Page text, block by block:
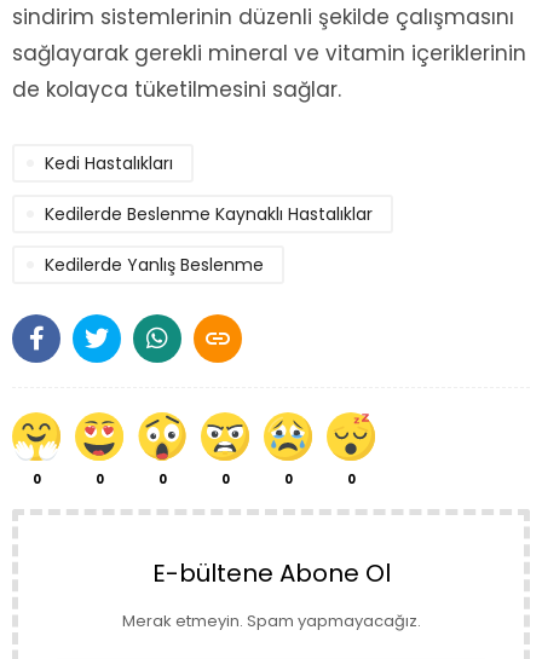

0 0 0 0 0 0
sindirim sistemlerinin düzenli şekilde çalışmasını
sağlayarak gerekli mineral ve vitamin içeriklerinin
de kolayca tüketilmesini sağlar.
Kedi Hastalıkları
Kedilerde Beslenme Kaynaklı Hastalıklar
Kedilerde Yanlış Beslenme
E-bültene Abone Ol
Merak etmeyin. Spam yapmayacağız.